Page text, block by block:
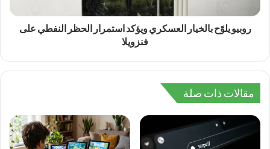
روبيو يلوّح بالخيار العسكري ويؤكد استمرار الحظر النفطي على
فنزويلا
مقالات ذات صلة